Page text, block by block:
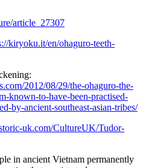
article_27307
kiryoku.it/en/ohaguro-teeth-
2012/08/29/the-ohaguro-the-
known-to-have-been-practised-
by-ancient-southeast-asian-tribes/
uk.com/CultureUK/Tudor-
in ancient Vietnam permanently
that persists today: